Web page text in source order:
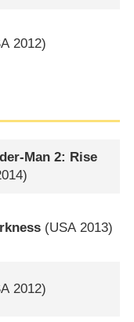
2012)
Man 2: Rise
(USA2013)
2012)